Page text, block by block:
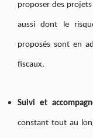
proposer des
aussi dont le
proposés sont en
fiscaux.
Suivi et
constant tout au